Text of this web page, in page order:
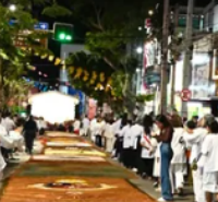
momentos mais
será a acolhida da
Miguel Arcanj